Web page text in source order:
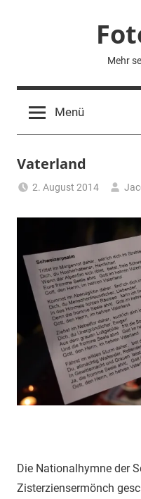
Mehr
Menü
Vaterland
2. August 2014
Die Nationalhymne der
Zisterziensermönch